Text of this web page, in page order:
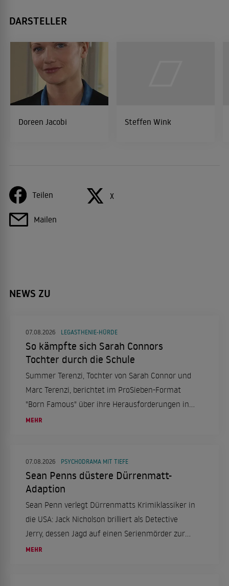
DARSTELLER
Doreen Jacobi Steffen Wink
Teilen X
Mailen
NEWS ZU
07.08.2026 LEGASTHENIE-HÜRDE
So kämpfte sich Sarah Connors
Tochter durch die Schule
Summer Terenzi, Tochter von Sarah Connor und
Marc Terenzi, berichtet im ProSieben-Format
"Born Famous" über ihre Herausforderungen in
der Schule aufgrund von Legasthenie und ihren
MEHR
07.08.2026 PSYCHODRAMA MIT TIEFE
Sean Penns düstere Dürrenmatt-
Adaption
Sean Penn verlegt Dürrenmatts Krimiklassiker in
die USA: Jack Nicholson brilliert als Detective
Jerry, dessen Jagd auf einen Serienmörder zur
Obsession wird. Ein düsteres Psychodrama, das
MEHR